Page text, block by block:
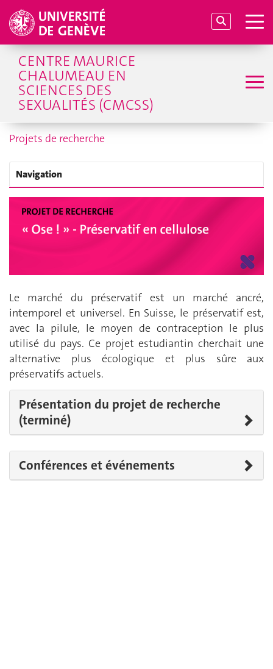
CENTRE MAURICE
CHALUMEAU EN
SCIENCES DES
SEXUALITÉS (CMCSS)
Projets de recherche
Navigation
Le marché du préservatif est un marché ancré,
intemporel et universel. En Suisse, le préservatif est,
avec la pilule, le moyen de contraception le plus
utilisé du pays. Ce projet estudiantin cherchait une
alternative plus écologique et plus sûre aux
préservatifs actuels.
Présentation du projet de recherche
(terminé)
Conférences et événements